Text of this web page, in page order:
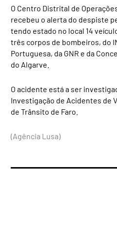
O Centro Distrital de
recebeu o alerta do despiste
tendo estado no local 14
três corpos de bombeiros, do
Portuguesa, da GNR e da
do Algarve.
O acidente está a ser
Investigação de Acidentes de
de Trânsito de Faro.
(Agência Lusa)